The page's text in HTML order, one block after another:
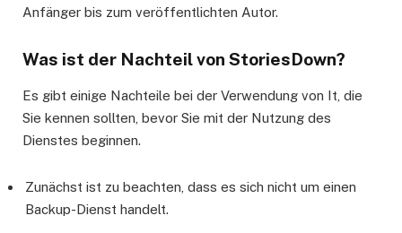
Anfänger bis zum veröffentlichten Autor.
Was ist der Nachteil von StoriesDown?
Es gibt einige Nachteile bei der Verwendung von It, die
Sie kennen sollten, bevor Sie mit der Nutzung des
Dienstes beginnen.
Zunächst ist zu beachten, dass es sich nicht um einen
Backup-Dienst handelt.